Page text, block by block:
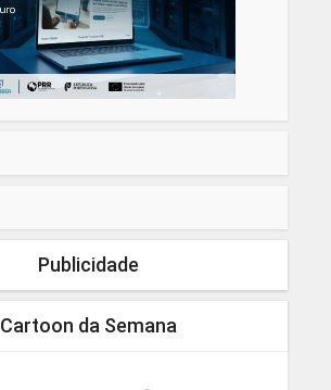
Publicidade
Cartoon da Semana